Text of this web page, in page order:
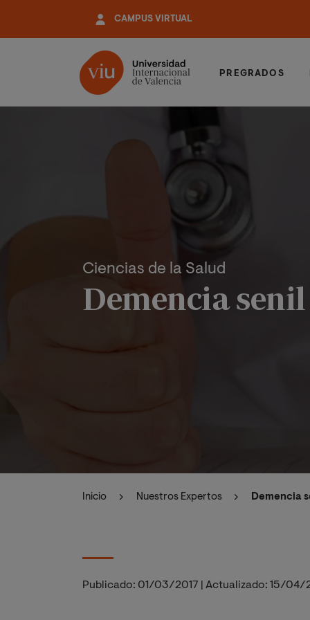
contenido
CAMPUS VIRTUAL
PREGRADOS
Ciencias de la Salud
Demencia
Inicio Nuestros Expertos Demencia
Publicado: 01/03/2017 Actualizado: 15/04/